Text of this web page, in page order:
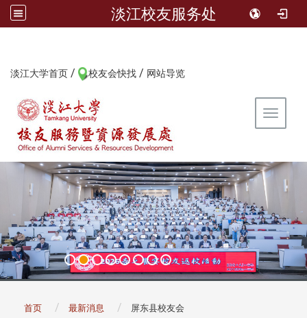
淡江校友服务处
淡江大学首页 / 校友会快找 / 网站导览
Toggle
首页 最新消息 屏东县校友会